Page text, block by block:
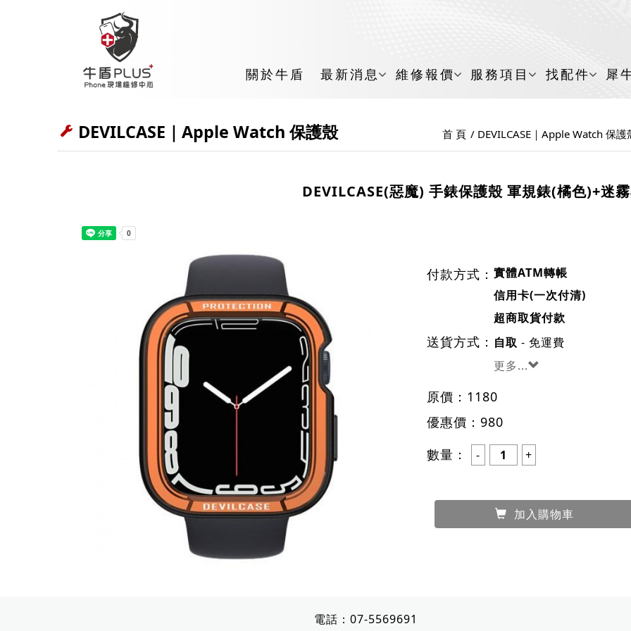
關於牛盾 最新消息 維修報價 服務項目 找配件 犀
DEVILCASE｜Apple Watch 保護殼 首 頁 DEVILCASE｜Apple Watch 保護
DEVILCASE(惡魔) 手錶保護殼 軍規錶(橘色)+迷
付款方式： 實體ATM轉帳
信用卡(一次付清)
超商取貨付款
送貨方式： 自取 - 免運費
更多...
原價： 1180
優惠價： 980
數量：
加入購物車
電話：07-5569691